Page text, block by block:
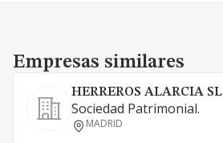
Empresas similares
Empresas similares
HERREROS ALARCIA SL
Sociedad Patrimonial.
MADRID